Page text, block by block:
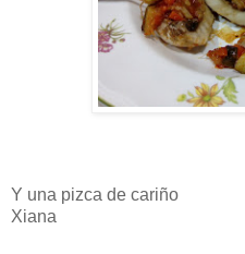
Y una pizca de cariño
Xiana